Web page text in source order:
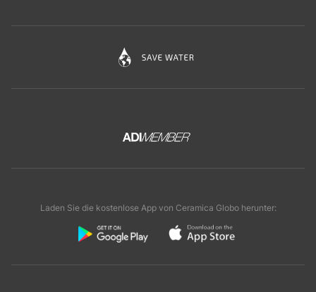
Laden Sie die kostenlose App von Ceramica Globo herunter: